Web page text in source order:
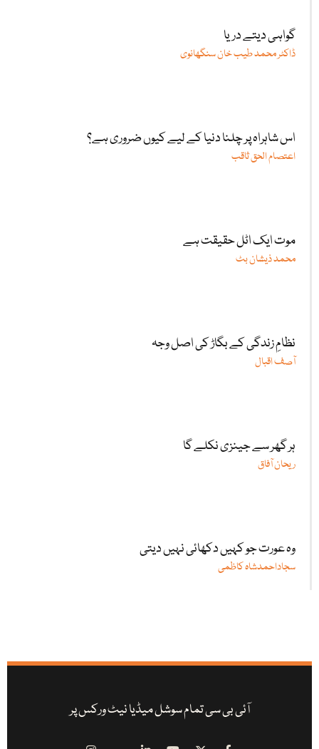
گواہی دیتے دریا
ڈاکٹر محمد طیب خان سنگھانوی
اس شاہراہ پر چلنا دنیا کے لیے کیوں ضروری ہے؟
اعتصام الحق ثاقب
موت ایک اٹل حقیقت ہے
محمد ذیشان بٹ
نظامِ زندگی کے بگاڑ کی اصل وجہ
آصف اقبال
ہر گھر سے جینزی نکلے گا
ریحان آفاق
وہ عورت جو کہیں دکھائی نہیں دیتی
سجاداحمدشاہ کاظمی
آئی بی سی تمام سوشل میڈیا نیٹ ورکس پر